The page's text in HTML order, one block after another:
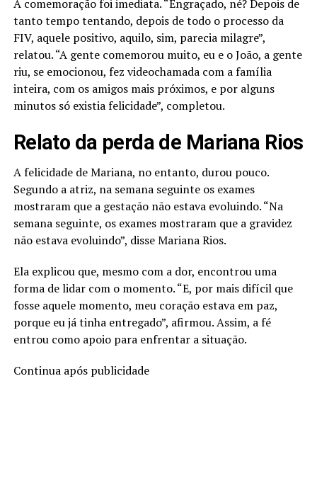
A comemoração foi imediata. “Engraçado, né? Depois de
tanto tempo tentando, depois de todo o processo da
FIV, aquele positivo, aquilo, sim, parecia milagre”,
relatou. “A gente comemorou muito, eu e o João, a gente
riu, se emocionou, fez videochamada com a família
inteira, com os amigos mais próximos, e por alguns
minutos só existia felicidade”, completou.
Relato da perda de Mariana Rios
A felicidade de Mariana, no entanto, durou pouco.
Segundo a atriz, na semana seguinte os exames
mostraram que a gestação não estava evoluindo. “Na
semana seguinte, os exames mostraram que a gravidez
não estava evoluindo”, disse Mariana Rios.
Ela explicou que, mesmo com a dor, encontrou uma
forma de lidar com o momento. “E, por mais difícil que
fosse aquele momento, meu coração estava em paz,
porque eu já tinha entregado”, afirmou. Assim, a fé
entrou como apoio para enfrentar a situação.
Continua após publicidade